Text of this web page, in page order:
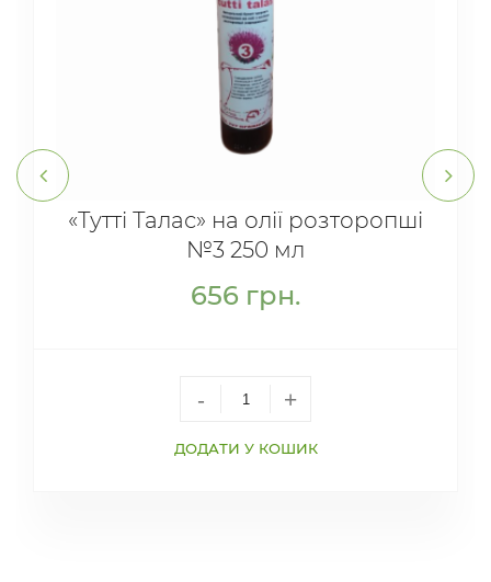
«Тутті Талас» на олії розторопші
№3 250 мл
656 грн.
- +
ДОДАТИ У КОШИК